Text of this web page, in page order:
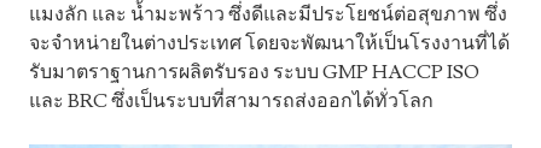
แมงลัก และ น้ำมะพร้าว ซึ่งดีและมีประโยชน์ต่อสุขภาพ ซึ่ง
จะจำหน่ายในต่างประเทศโดยจะพัฒนาให้เป็นโรงงานที่ได้
รับมาตราฐานการผลิตรับรอง ระบบ GMP HACCP ISO
และ BRC ซึ่งเป็นระบบที่สามารถส่งออกได้ทั่วโลก